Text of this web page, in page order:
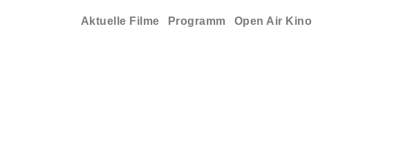
Aktuelle Filme Programm Open Air Kino